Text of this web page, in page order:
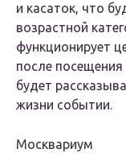
и касаток, что
возрастной
функционирует
после посещения
будет
жизни событии.
Москвариум